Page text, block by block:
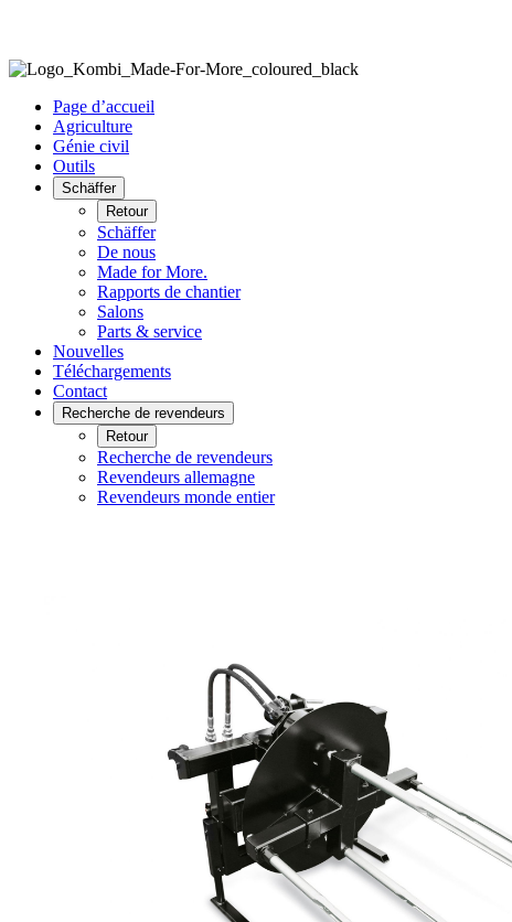
Page d’accueil
Agriculture
Génie civil
Outils
Schäffer
Retour
Schäffer
De nous
Made for More.
Rapports de chantier
Salons
Parts & service
Nouvelles
Téléchargements
Contact
Recherche de revendeurs
Retour
Recherche de revendeurs
Revendeurs allemagne
Revendeurs monde entier